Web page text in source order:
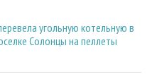
угольную котельную в
Солонцы на пеллеты